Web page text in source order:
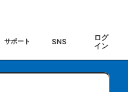
サポート SNS
ログ
イン